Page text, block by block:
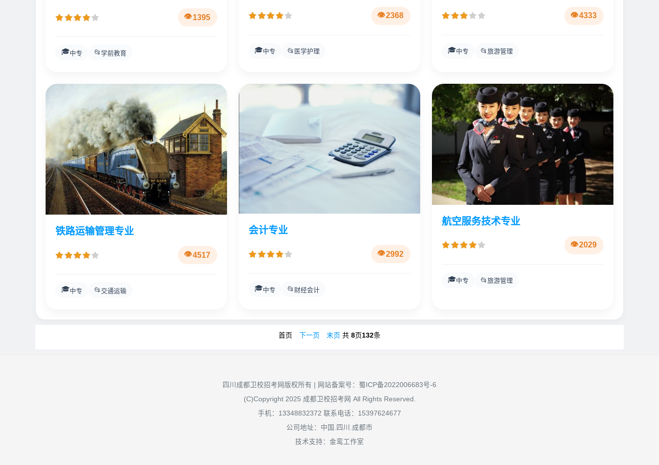
1395
🎓中专 📂 学前教育
2368
🎓中专 📂 医学护理
4333
🎓中专 📂 旅游管理
铁路运输管理专业
4517
🎓中专 📂 交通运输
会计专业
2992
🎓中专 📂 财经会计
航空服务技术专业
2029
🎓中专 📂 旅游管理
首页 下一页 末页 共 8页132条
四川成都卫校招考网版权所有 | 网站备案号： 蜀ICP备2022006683号-6
(C)Copyright 2025 成都卫校招考网 All Rights Reserved.
手机：13348832372 联系电话：15397624677
公司地址：中国.四川.成都市
技术支持：金鸾工作室